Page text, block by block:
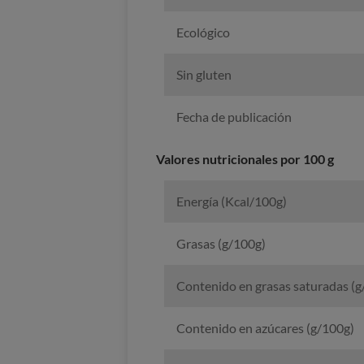
Ecológico
Sin gluten
Fecha de publicación
Valores nutricionales por 100 g
Energía (Kcal/100g)
Grasas (g/100g)
Contenido en grasas saturadas
Contenido en azúcares (g/100g)